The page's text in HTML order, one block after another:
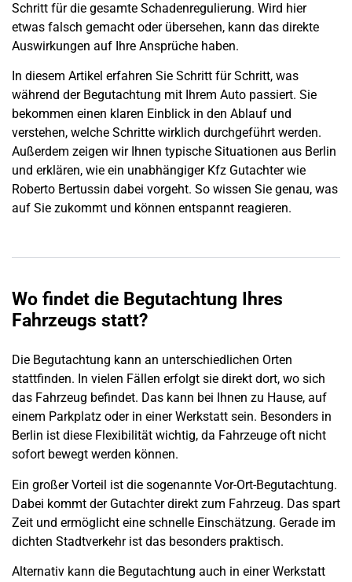
Schritt für die gesamte Schadenregulierung. Wird hier
etwas falsch gemacht oder übersehen, kann das direkte
Auswirkungen auf Ihre Ansprüche haben.
In diesem Artikel erfahren Sie Schritt für Schritt, was
während der Begutachtung mit Ihrem Auto passiert. Sie
bekommen einen klaren Einblick in den Ablauf und
verstehen, welche Schritte wirklich durchgeführt werden.
Außerdem zeigen wir Ihnen typische Situationen aus Berlin
und erklären, wie ein unabhängiger Kfz Gutachter wie
Roberto Bertussin dabei vorgeht. So wissen Sie genau, was
auf Sie zukommt und können entspannt reagieren.
Wo findet die Begutachtung Ihres
Fahrzeugs statt?
Die Begutachtung kann an unterschiedlichen Orten
stattfinden. In vielen Fällen erfolgt sie direkt dort, wo sich
das Fahrzeug befindet. Das kann bei Ihnen zu Hause, auf
einem Parkplatz oder in einer Werkstatt sein. Besonders in
Berlin ist diese Flexibilität wichtig, da Fahrzeuge oft nicht
sofort bewegt werden können.
Ein großer Vorteil ist die sogenannte Vor-Ort-Begutachtung.
Dabei kommt der Gutachter direkt zum Fahrzeug. Das spart
Zeit und ermöglicht eine schnelle Einschätzung. Gerade im
dichten Stadtverkehr ist das besonders praktisch.
Alternativ kann die Begutachtung auch in einer Werkstatt